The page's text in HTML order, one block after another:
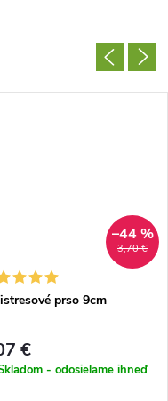
3,70 €
–44 %
prso 9cm
€
- odosielame ihneď